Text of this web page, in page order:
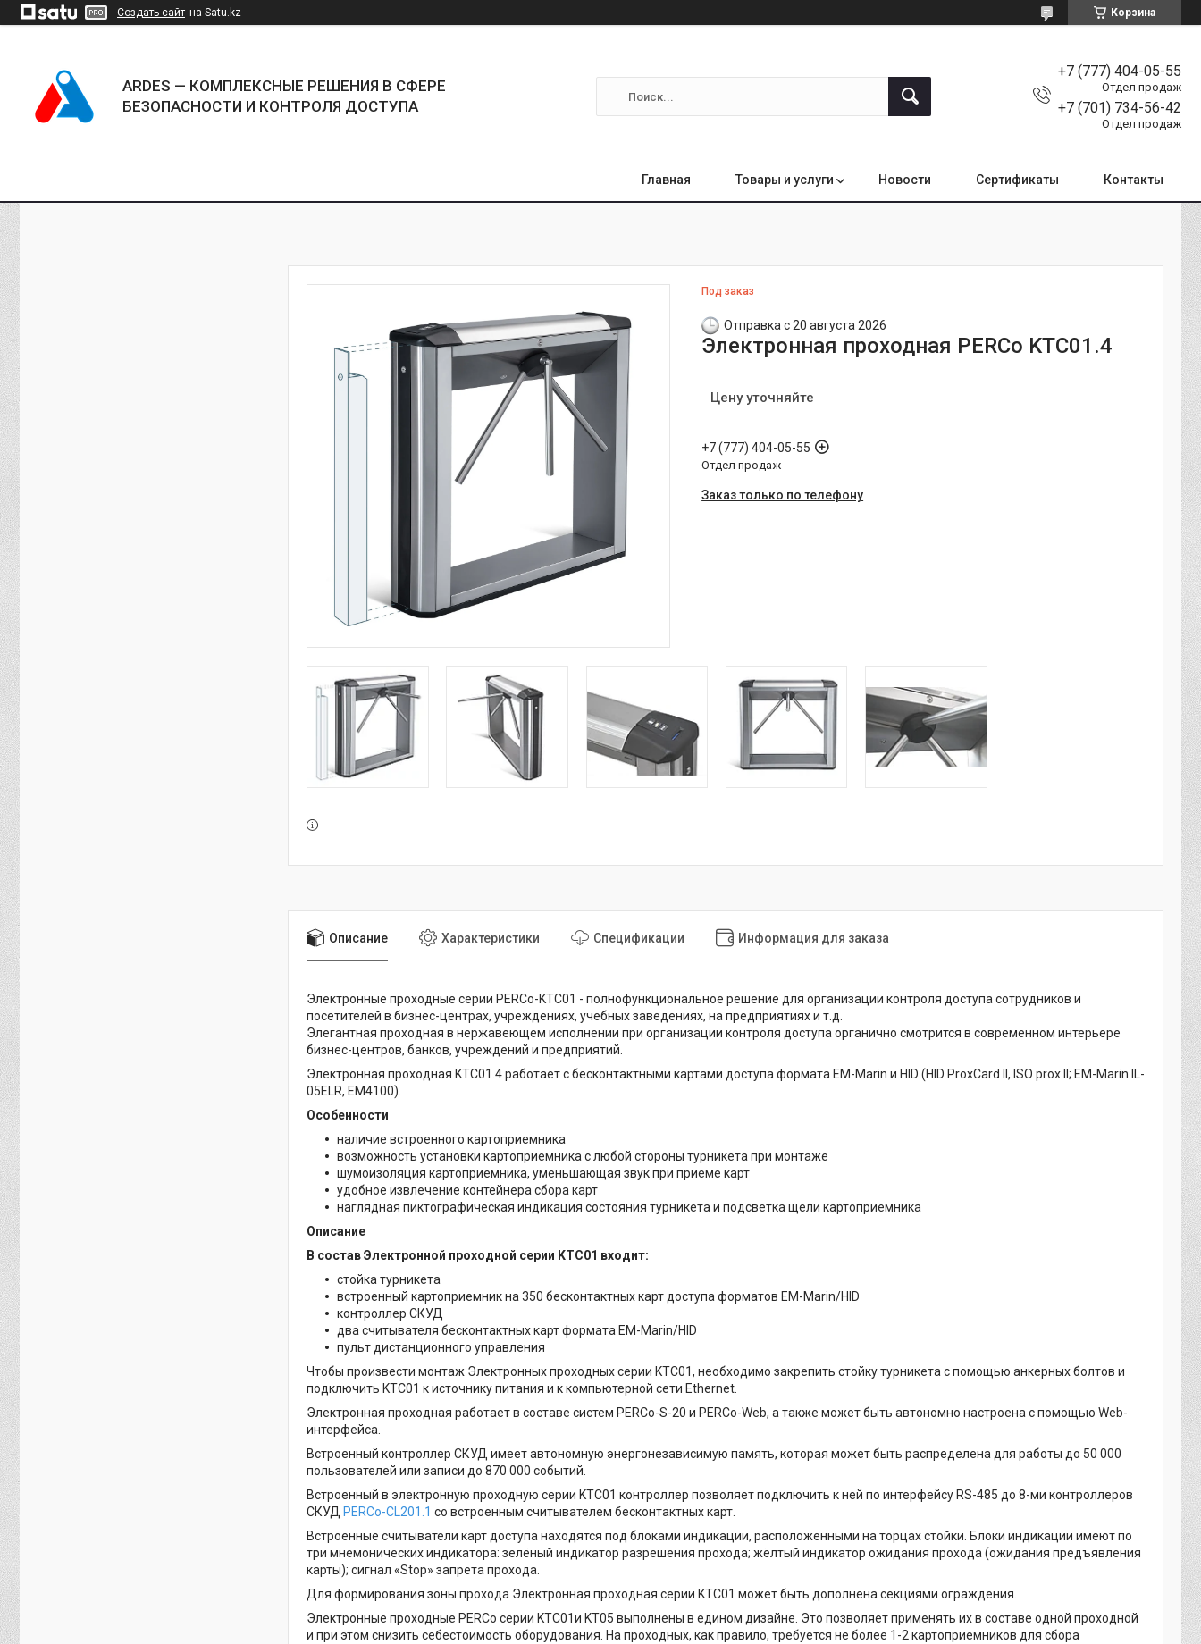
Создать сайт на Satu.kz Корзина
ARDES — КОМПЛЕКСНЫЕ РЕШЕНИЯ В СФЕРЕ
БЕЗОПАСНОСТИ И КОНТРОЛЯ ДОСТУПА
+7 (777) 404-05-55
Отдел продаж
+7 (701) 734-56-42
Отдел продаж
Главная Товары и услуги Новости Сертификаты Контакты
Под заказ
Отправка с 20 августа 2026
Электронная проходная PERCo KTC01.4
Цену уточняйте
+7 (777) 404-05-55
Отдел продаж
Заказ только по телефону
Описание Характеристики Спецификации Информация для заказа
Электронные проходные серии PERCo-KTC01 - полнофункциональное решение для организации контроля доступа сотрудников и
посетителей в бизнес-центрах, учреждениях, учебных заведениях, на предприятиях и т.д.
Элегантная проходная в нержавеющем исполнении при организации контроля доступа органично смотрится в современном интерьере
бизнес-центров, банков, учреждений и предприятий.
Электронная проходная KTC01.4 работает с бесконтактными картами доступа формата EM-Marin и HID (HID ProxCard II, ISO prox II; EM-Marin IL-
05ELR, ЕМ4100).
Особенности
наличие встроенного картоприемника
возможность установки картоприемника с любой стороны турникета при монтаже
шумоизоляция картоприемника, уменьшающая звук при приеме карт
удобное извлечение контейнера сбора карт
наглядная пиктографическая индикация состояния турникета и подсветка щели картоприемника
Описание
В состав Электронной проходной серии KTC01 входит:
стойка турникета
встроенный картоприемник на 350 бесконтактных карт доступа форматов EM-Marin/HID
контроллер СКУД
два считывателя бесконтактных карт формата EM-Marin/HID
пульт дистанционного управления
Чтобы произвести монтаж Электронных проходных серии KTC01, необходимо закрепить стойку турникета с помощью анкерных болтов и
подключить KTC01 к источнику питания и к компьютерной сети Ethernet.
Электронная проходная работает в составе систем PERCo-S-20 и PERCo-Web, а также может быть автономно настроена с помощью Web-
интерфейса.
Встроенный контроллер СКУД имеет автономную энергонезависимую память, которая может быть распределена для работы до 50 000
пользователей или записи до 870 000 событий.
Встроенный в электронную проходную серии KTC01 контроллер позволяет подключить к ней по интерфейсу RS-485 до 8-ми контроллеров
СКУД PERCo-CL201.1 со встроенным считывателем бесконтактных карт.
Встроенные считыватели карт доступа находятся под блоками индикации, расположенными на торцах стойки. Блоки индикации имеют по
три мнемонических индикатора: зелёный индикатор разрешения прохода; жёлтый индикатор ожидания прохода (ожидания предъявления
карты); сигнал «Stop» запрета прохода.
Для формирования зоны прохода Электронная проходная серии KTС01 может быть дополнена секциями ограждения.
Электронные проходные PERCo серии KTC01и KT05 выполнены в едином дизайне. Это позволяет применять их в составе одной проходной
и при этом снизить себестоимость оборудования. На проходных, как правило, требуется не более 1-2 картоприемников для сбора